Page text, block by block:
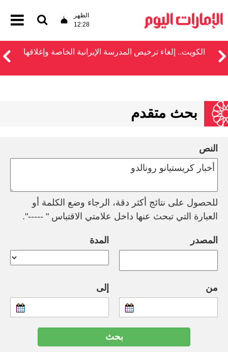
الظهر
12:28
الكويت.. إلغاء ترخيص المدرسة الإيرانية الخاصة وإغلاقها
بحث متقدم
النص
للحصول على نتائج أكثر دقة، الرجاء وضع الكلمة أو
العبارة التي تبحث عنها داخل علامتي الاقتباس " -----".
المصدر المدة
من إلى